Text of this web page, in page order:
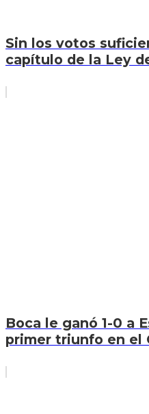
Sin los votos
capítulo de la Ley
Boca le ganó 1-0 a
primer triunfo en el